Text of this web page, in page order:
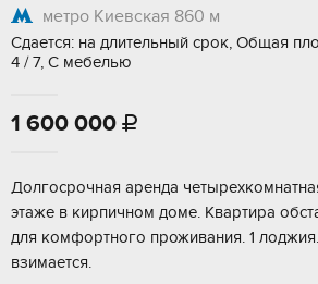
метро Киевская 860 м
Сдается: на длительный срок, Общая
4 / 7, С мебелью
1 600 000 
Долгосрочная аренда
этаже в кирпичном доме. Квартира
для комфортного проживания. 1
взимается.